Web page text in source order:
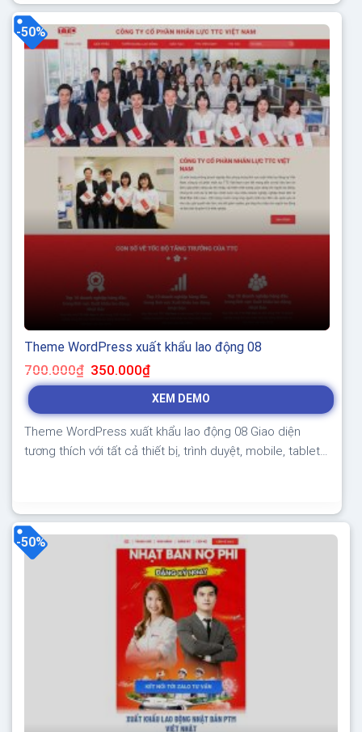
hoàn toàn 100% không...
-50%
Theme WordPress xuất khẩu lao động 08
700.000₫ Giá
gốc
là:
350.000₫Giá
tại
là:
XEM DEMO
Theme WordPress xuất khẩu lao động 08 Giao diện
tương thích với tất cả thiết bị, trình duyệt, mobile, tablet,
hoàn toàn 100% không...
-50%